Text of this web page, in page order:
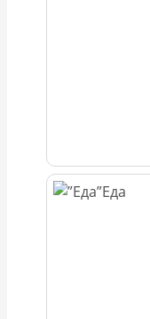
Еда